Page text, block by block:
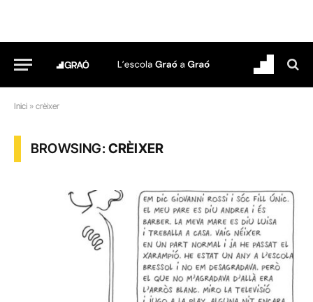
Inici » crèixer
BROWSING:CRÈIXER